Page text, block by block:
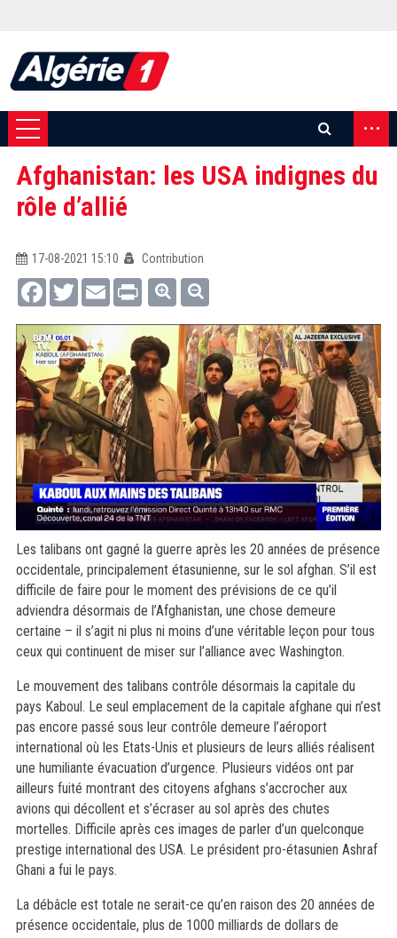
...
Afghanistan: les USA indignes du
rôle d’allié
17-08-2021 15:10
Contribution
FacebookTwitterEmail Print
Les talibans ont gagné la guerre après les 20 années de présence
occidentale, principalement étasunienne, sur le sol afghan. S’il est
difficile de faire pour le moment des prévisions de ce qu’il
adviendra désormais de l’Afghanistan, une chose demeure
certaine – il s’agit ni plus ni moins d’une véritable leçon pour tous
ceux qui continuent de miser sur l’alliance avec Washington.
Le mouvement des talibans contrôle désormais la capitale du
pays Kaboul. Le seul emplacement de la capitale afghane qui n’est
pas encore passé sous leur contrôle demeure l’aéroport
international où les Etats-Unis et plusieurs de leurs alliés réalisent
une humiliante évacuation d’urgence. Plusieurs vidéos ont par
ailleurs fuité montrant des citoyens afghans s’accrocher aux
avions qui décollent et s’écraser au sol après des chutes
mortelles. Difficile après ces images de parler d’un quelconque
prestige international des USA. Le président pro-étasunien Ashraf
Ghani a fui le pays.
La débâcle est totale ne serait-ce qu’en raison des 20 années de
présence occidentale, plus de 1000 milliards de dollars de